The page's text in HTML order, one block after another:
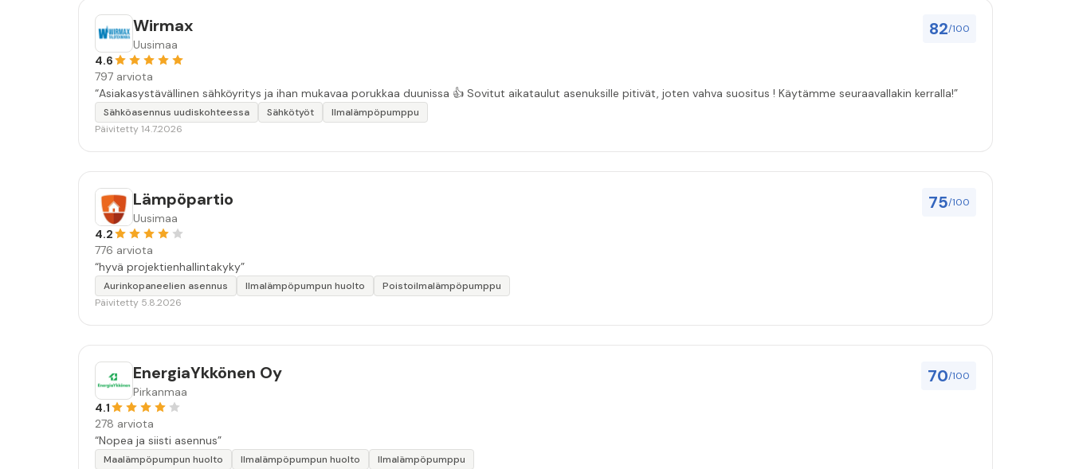
82/100
Wirmax
Uusimaa
4.6
797 arviota
“Asiakasystävällinen sähköyritys ja ihan mukavaa porukkaa duunissa 👍 Sovitut aikataulut asenuksille pitivät, joten vahva suositus ! Käytämme seuraavallakin kerralla!”
Sähköasennus uudiskohteessa Sähkötyöt
Ilmalämpöpumppu
Päivitetty 14.7.2026
75/100
Lämpöpartio
Uusimaa
4.2
776 arviota
“hyvä projektienhallintakyky”
Aurinkopaneelien asennus Ilmalämpöpumpun huolto
Poistoilmalämpöpumppu
Päivitetty 5.8.2026
70/100
EnergiaYkkönen Oy
Pirkanmaa
4.1
278 arviota
“Nopea ja siisti asennus”
Maalämpöpumpun huolto Ilmalämpöpumpun huolto
Ilmalämpöpumppu